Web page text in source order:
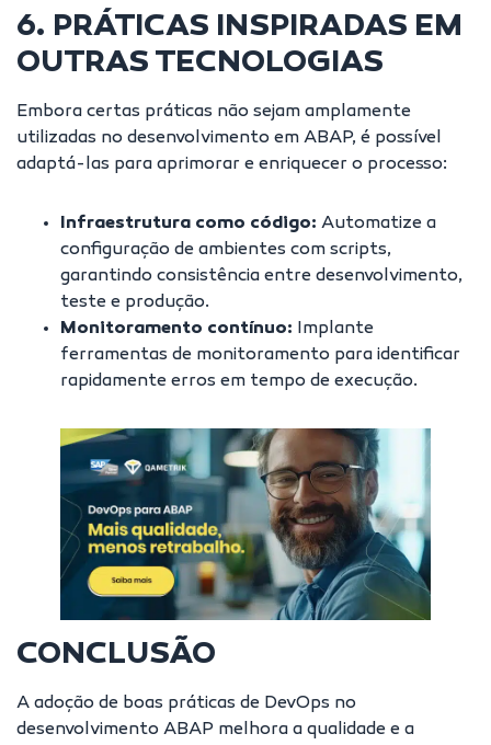
6. PRÁTICAS INSPIRADAS EM
OUTRAS TECNOLOGIAS
Embora certas práticas não sejam amplamente
utilizadas no desenvolvimento em ABAP, é possível
adaptá-las para aprimorar e enriquecer o processo:
Infraestrutura como código: Automatize a
configuração de ambientes com scripts,
garantindo consistência entre desenvolvimento,
teste e produção.
Monitoramento contínuo: Implante
ferramentas de monitoramento para identificar
rapidamente erros em tempo de execução.
CONCLUSÃO
A adoção de boas práticas de DevOps no
desenvolvimento ABAP melhora a qualidade e a